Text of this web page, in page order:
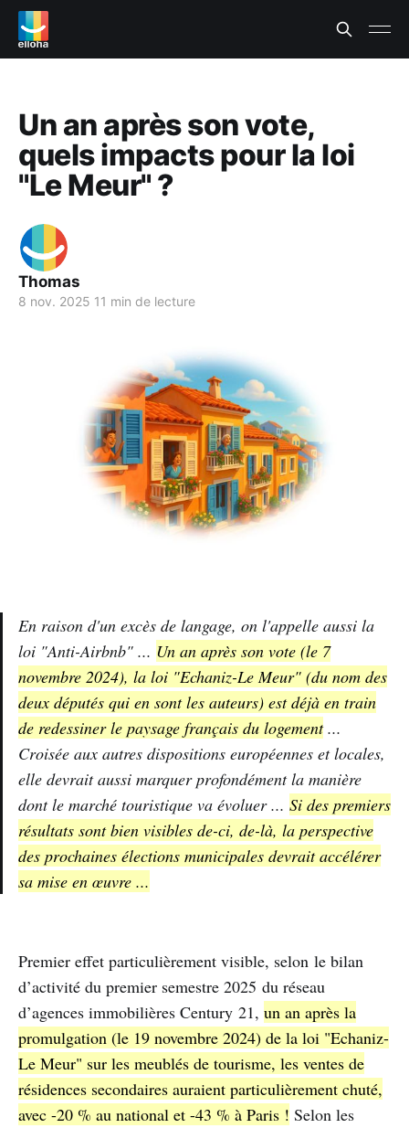
Un an après son vote,
quels impacts pour la loi
"Le Meur" ?
Thomas
8 nov. 2025 11 min de lecture
En raison d'un excès de langage, on l'appelle aussi la
loi "Anti-Airbnb" ... Un an après son vote (le 7
novembre 2024), la loi "Echaniz-Le Meur" (du nom des
deux députés qui en sont les auteurs) est déjà en train
de redessiner le paysage français du logement...
Croisée aux autres dispositions européennes et locales,
elle devrait aussi marquer profondément la manière
dont le marché touristique va évoluer ... Si des premiers
résultats sont bien visibles de-ci, de-là, la perspective
des prochaines élections municipales devrait accélérer
sa mise en œuvre ...
Premier effet particulièrement visible, selon le bilan
d’activité du premier semestre 2025 du réseau
d’agences immobilières Century 21, un an après la
promulgation (le 19 novembre 2024) de la loi "Echaniz-
Le Meur" sur les meublés de tourisme, les ventes de
résidences secondaires auraient particulièrement chuté,
avec -20 % au national et -43 % à Paris ! Selon les